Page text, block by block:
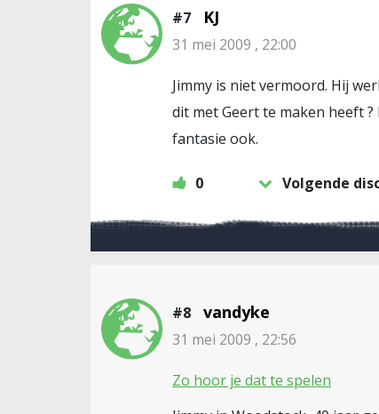
#7 KJ
31 mei 2009 , 22:00
Jimmy is niet vermoord. Hij
dit met Geert te maken heeft ?
fantasie ook.
0 Volgende
#8 vandyke
31 mei 2009 , 22:56
Zo hoor je dat te spelen